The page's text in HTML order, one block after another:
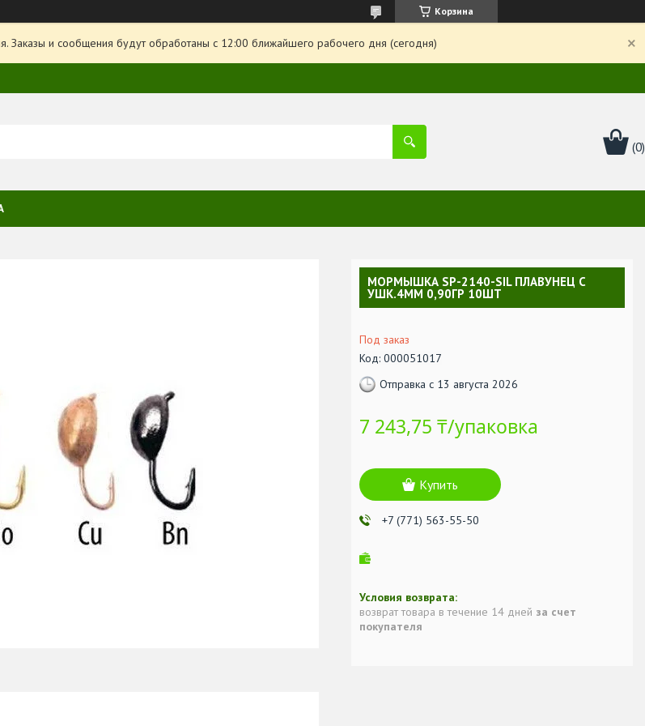
Корзина
Заказы и сообщения будут обработаны с 12:00 ближайшего рабочего дня (сегодня)
МОРМЫШКА SP-2140-SIL ПЛАВУНЕЦ С
УШК.4ММ 0,90ГР 10ШТ
Под заказ
Код: 000051017
Отправка с 13 августа 2026
7 243,75 ₸/упаковка
Купить
+7 (771) 563-55-50
возврат товара в течение 14 дней за счет
покупателя